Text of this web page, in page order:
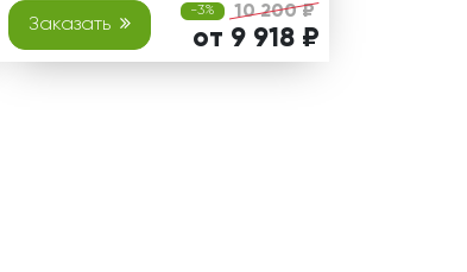
Заказать
-3% 10 200 ₽
от 9 918 ₽